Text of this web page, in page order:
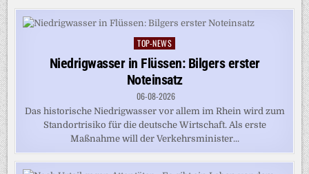
Posted
in
TOP-NEWS
Niedrigwasser in Flüssen: Bilgers erster
Noteinsatz
06-08-2026
Das historische Niedrigwasser vor allem im Rhein wird zum
Standortrisiko für die deutsche Wirtschaft. Als erste
Maßnahme will der Verkehrsminister...